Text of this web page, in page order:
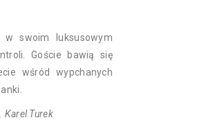
w swoim luksusowym
Goście bawią się
wśród wypchanych
Karel Turek